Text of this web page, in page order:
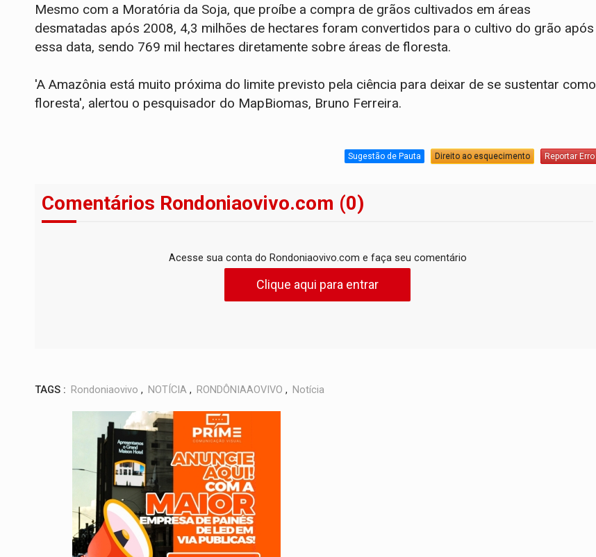
Mesmo com a Moratória da Soja, que proíbe a compra de grãos cultivados em áreas
desmatadas após 2008, 4,3 milhões de hectares foram convertidos para o cultivo do grão após
essa data, sendo 769 mil hectares diretamente sobre áreas de floresta.
'A Amazônia está muito próxima do limite previsto pela ciência para deixar de se sustentar como
floresta', alertou o pesquisador do MapBiomas, Bruno Ferreira.
Sugestão de Pauta Direito ao esquecimento Reportar Erro
Comentários Rondoniaovivo.com (0)
Acesse sua conta do Rondoniaovivo.com e faça seu comentário
Clique aqui para entrar
TAGS : Rondoniaovivo , NOTÍCIA , RONDÔNIAAOVIVO , Notícia